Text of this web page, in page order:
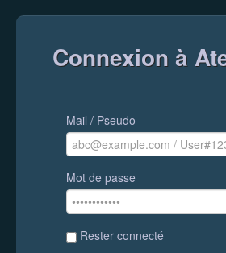
Connexion à
Mail / Pseudo
Mot de passe
Rester connecté